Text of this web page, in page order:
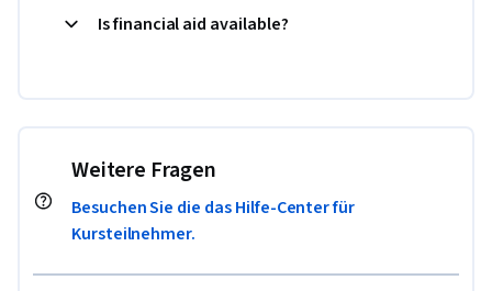
Is financial aid available?
Weitere Fragen
Besuchen Sie die das Hilfe-Center für
Kursteilnehmer.